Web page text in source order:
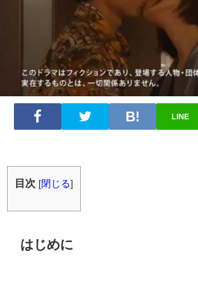
LINE
目次 [閉じる]
はじめに